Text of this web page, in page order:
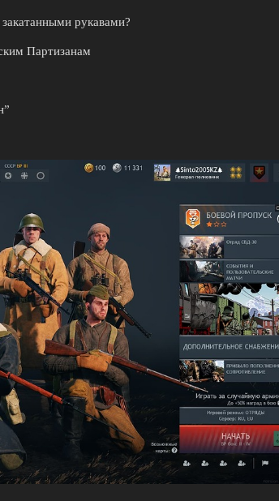
рукавами?
Партизанам